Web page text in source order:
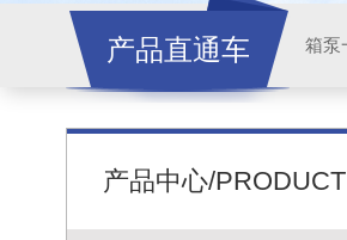
产品直通车
产品中心/PRODUCT